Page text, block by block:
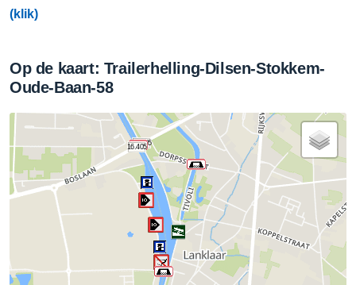
(klik)
Op de kaart: Trailerhelling-Dilsen-Stokkem-
Oude-Baan-58
16.405
16.405